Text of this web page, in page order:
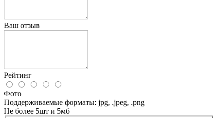
Ваш отзыв
Рейтинг
Фото
Поддерживаемые форматы: jpg, .jpeg, .png
Не более 5шт и 5мб